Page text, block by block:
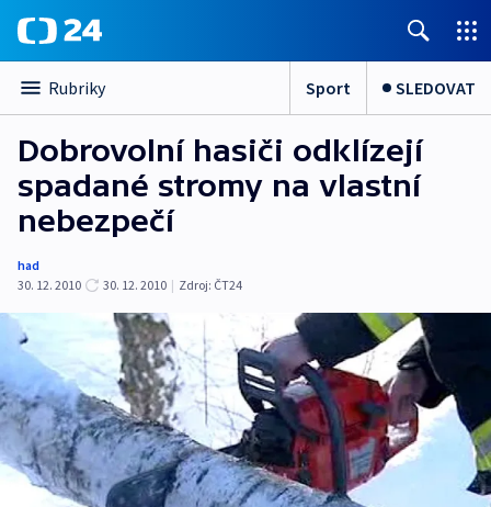
Rubriky Sport SLEDOVAT
Dobrovolní hasiči odklízejí
spadané stromy na vlastní
nebezpečí
had
30. 12. 2010
30. 12. 2010 | Zdroj: ČT24